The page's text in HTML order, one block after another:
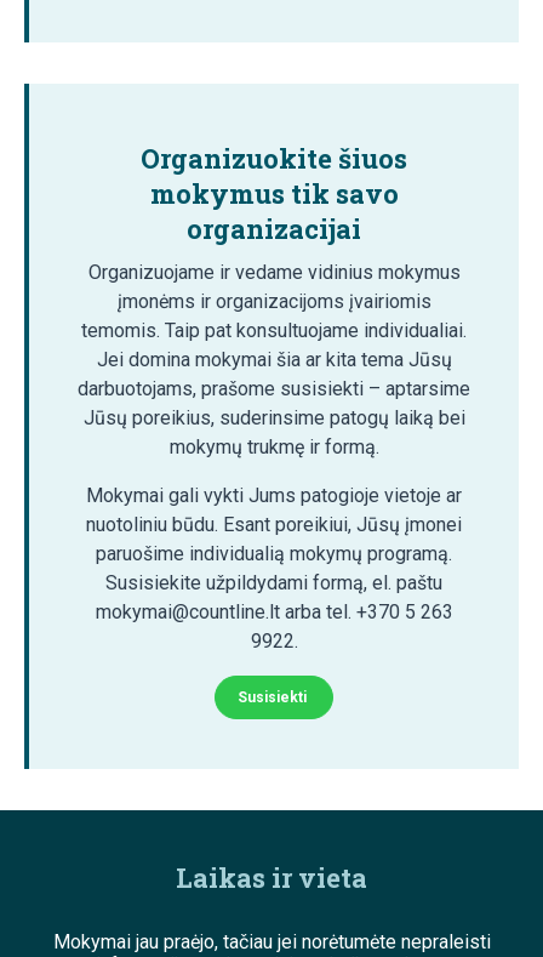
Organizuokite šiuos
mokymus tik savo
organizacijai
Organizuojame ir vedame vidinius mokymus
įmonėms ir organizacijoms įvairiomis
temomis. Taip pat konsultuojame individualiai.
Jei domina mokymai šia ar kita tema Jūsų
darbuotojams, prašome susisiekti – aptarsime
Jūsų poreikius, suderinsime patogų laiką bei
mokymų trukmę ir formą.
Mokymai gali vykti Jums patogioje vietoje ar
nuotoliniu būdu. Esant poreikiui, Jūsų įmonei
paruošime individualią mokymų programą.
Susisiekite užpildydami formą, el. paštu
mokymai@countline.lt arba tel. +370 5 263
9922.
Susisiekti
Laikas ir vieta
Mokymai jau praėjo, tačiau jei norėtumėte nepraleisti